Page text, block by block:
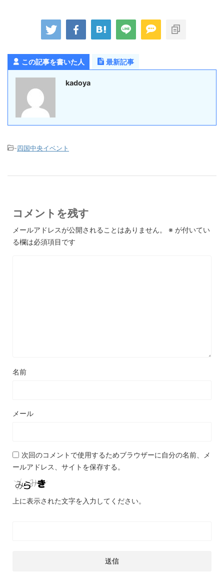
この記事を書いた人 最新記事
kadoya
-四国中央イベント
コメントを残す
メールアドレスが公開されることはありません。 ※ が付いてい
る欄は必須項目です
名前
メール
次回のコメントで使用するためブラウザーに自分の名前、メ
ールアドレス、サイトを保存する。
上に表示された文字を入力してください。